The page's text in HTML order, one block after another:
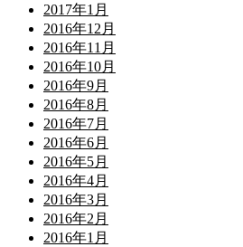
2017年1月
2016年12月
2016年11月
2016年10月
2016年9月
2016年8月
2016年7月
2016年6月
2016年5月
2016年4月
2016年3月
2016年2月
2016年1月